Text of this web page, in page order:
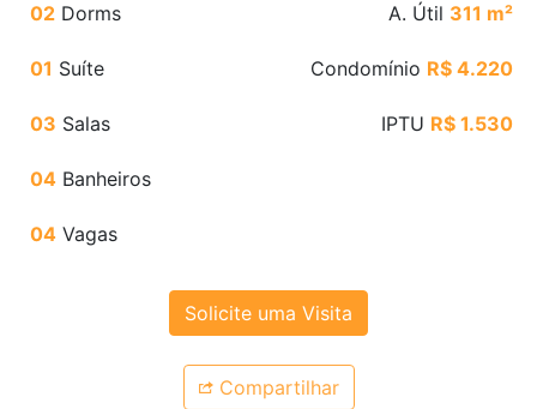
02 Dorms
01 Suíte
03 Salas
04 Banheiros
04 Vagas
A. Útil 311 m²
Condomínio R$ 4.220
IPTU R$ 1.530
Solicite uma Visita
Compartilhar